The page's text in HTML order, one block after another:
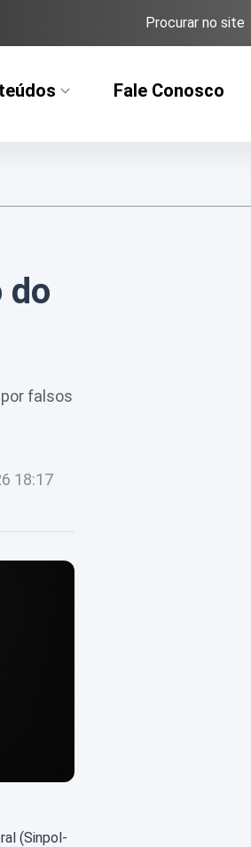
Procurar no site
Fale Conosco
do
falsos
18:17
(Sinpol-